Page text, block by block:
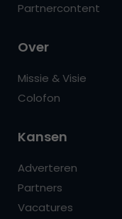
Partnercontent
Over
Missie & Visie
Colofon
Kansen
Adverteren
Partners
Vacatures